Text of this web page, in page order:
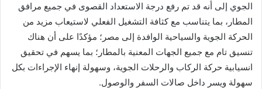
الجوي إلى أنه قد تم رفع درجة الاستعداد القصوى في جميع مرافق
المطار، بما يتناسب مع كثافة التشغيل الفعلي لاستيعاب مزيد من
الحركة الجوية والسياحية الوافدة إلى مصر؛ مؤكدًا على أن هناك
تنسيق تام مع جميع الجهات المعنية بالمطار؛ بما يسهم في تحقيق
انسيابية حركة الركاب والرحلات الجوية، وسهولة إنهاء الإجراءات بكل
سهولة ويسر داخل صالات السفر والوصول.